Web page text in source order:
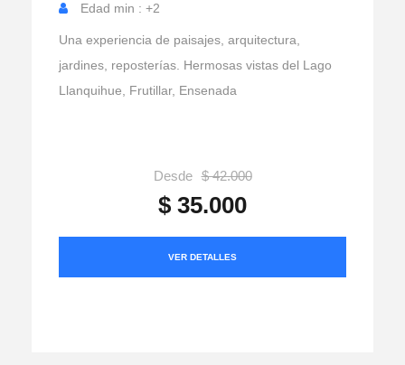
Edad min : +2
Una experiencia de paisajes, arquitectura,
jardines, reposterías. Hermosas vistas del Lago
Llanquihue, Frutillar, Ensenada
Desde $ 42.000
$ 35.000
VER DETALLES